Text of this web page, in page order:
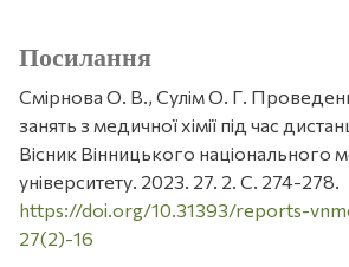
Посилання
Смірнова О. В., Сулім О. Г.
занять з медичної хімії під час
Вісник Вінницького національного
університету. 2023. 27. 2. С. 274-278.
https://doi.org/10.31393/reports-
27(2)-16